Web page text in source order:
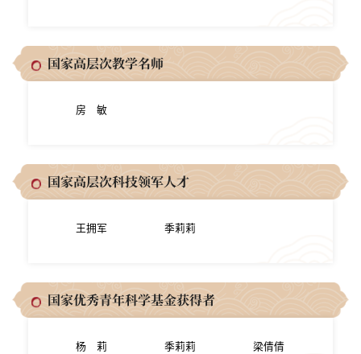
国家高层次教学名师
房 敏
国家高层次科技领军人才
王拥军 季莉莉
国家优秀青年科学基金获得者
杨 莉 季莉莉 梁倩倩